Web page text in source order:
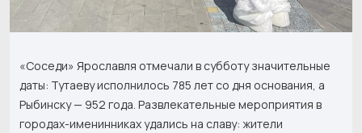
«Соседи» Ярославля отмечали в субботу значительные
даты: Тутаеву исполнилось 785 лет со дня основания, а
Рыбинску — 952 года. Развлекательные мероприятия в
городах-именинниках удались на славу: жители